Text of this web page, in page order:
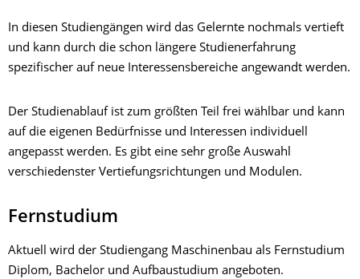
In diesen Studiengängen wird das Gelernte nochmals vertieft
und kann durch die schon längere Studienerfahrung
spezifischer auf neue Interessensbereiche angewandt werden.
Der Studienablauf ist zum größten Teil frei wählbar und kann
auf die eigenen Bedürfnisse und Interessen individuell
angepasst werden. Es gibt eine sehr große Auswahl
verschiedenster Vertiefungsrichtungen und Modulen.
Fernstudium
Aktuell wird der Studiengang Maschinenbau als Fernstudium
Diplom, Bachelor und Aufbaustudium angeboten.